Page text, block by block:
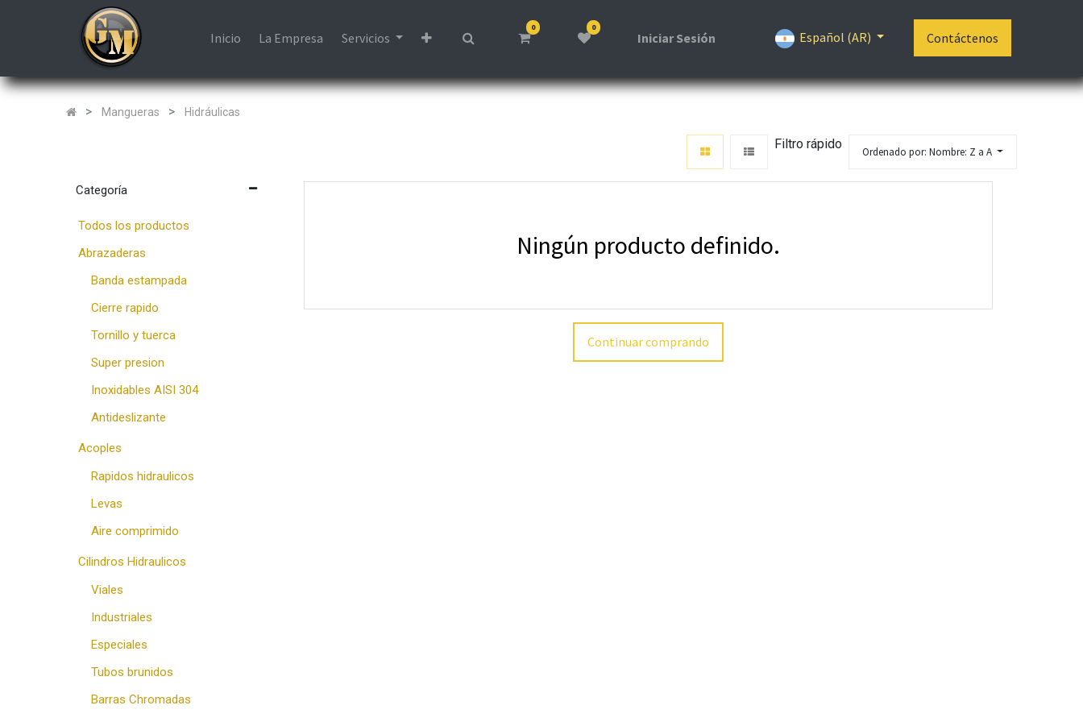
Inicio La Empresa Servicios
0 0
Iniciar Sesión Español (AR) Contáctenos
Mangueras Hidráulicas
Ordenado por: Nombre: Z a A
Filtro rápido
Categoría
Todos los productos
Abrazaderas
Banda estampada
Cierre rapido
Tornillo y tuerca
Super presion
Inoxidables AISI 304
Antideslizante
Acoples
Rapidos hidraulicos
Levas
Aire comprimido
Cilindros Hidraulicos
Viales
Industriales
Especiales
Tubos brunidos
Barras Chromadas
Ningún producto definido.
Continuar comprando